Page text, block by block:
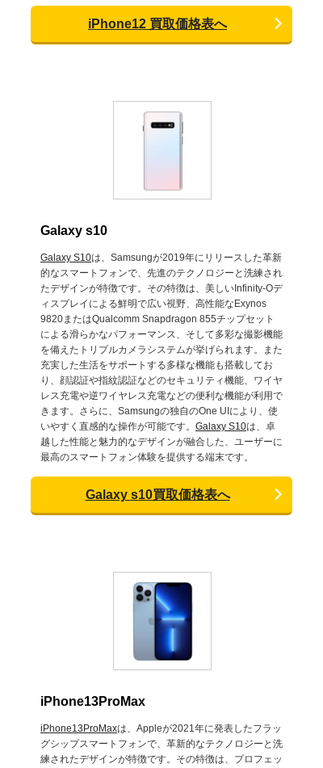
iPhone12 買取価格表へ
Galaxy s10
Galaxy S10は、Samsungが2019年にリリースした革新
的なスマートフォンで、先進のテクノロジーと洗練され
たデザインが特徴です。その特徴は、美しいInfinity-Oデ
ィスプレイによる鮮明で広い視野、高性能なExynos
9820またはQualcomm Snapdragon 855チップセット
による滑らかなパフォーマンス、そして多彩な撮影機能
を備えたトリプルカメラシステムが挙げられます。また
充実した生活をサポートする多様な機能も搭載してお
り、顔認証や指紋認証などのセキュリティ機能、ワイヤ
レス充電や逆ワイヤレス充電などの便利な機能が利用で
きます。さらに、Samsungの独自のOne UIにより、使
いやすく直感的な操作が可能です。 Galaxy S10は、卓
越した性能と魅力的なデザインが融合した、ユーザーに
最高のスマートフォン体験を提供する端末です。
Galaxy s10買取価格表へ
iPhone13ProMax
iPhone13ProMaxは、Appleが2021年に発表したフラッ
グシップスマートフォンで、革新的なテクノロジーと洗
練されたデザインが特徴です。その特徴は、プロフェッ